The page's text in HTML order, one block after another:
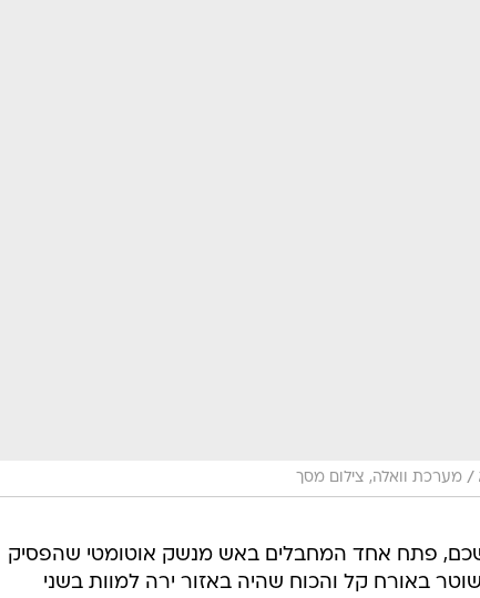
/ מערכת וואלה, צילום מסך
פתח אחד המחבלים באש מנשק אוטומטי שהפסיק
באורח קל והכוח שהיה באזור ירה למוות בשני